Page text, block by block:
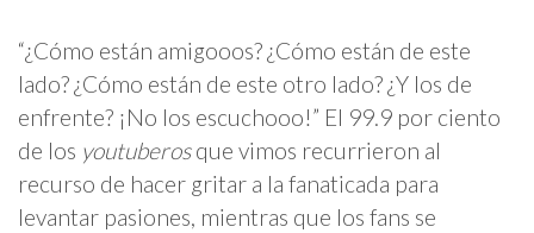
“¿Cómo están amigooos? ¿Cómo están de este
lado? ¿Cómo están de este otro lado? ¿Y los de
enfrente? ¡No los escuchooo!” El 99.9 por ciento
de los youtuberosque vimos recurrieron al
recurso de hacer gritar a la fanaticada para
levantar pasiones, mientras que los fans se